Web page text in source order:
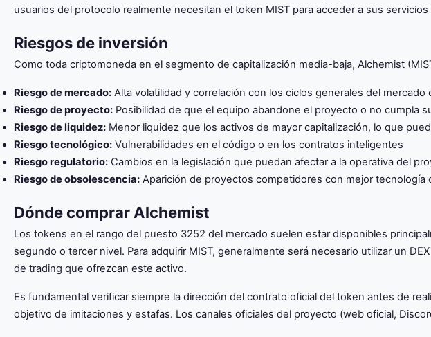
usuarios del protocolo realmente necesitan el token MIST para acceder a sus
Riesgos de inversión
Como toda criptomoneda en el segmento de capitalización media-baja, Alchemist
Riesgo de mercado: Alta volatilidad y correlación con los ciclos generales del mercado
Riesgo de proyecto: Posibilidad de que el equipo abandone el proyecto o no cumpla
Riesgo de liquidez: Menor liquidez que los activos de mayor capitalización, lo que
Riesgo tecnológico: Vulnerabilidades en el código o en los contratos inteligentes
Riesgo regulatorio: Cambios en la legislación que puedan afectar a la operativa del
Riesgo de obsolescencia: Aparición de proyectos competidores con mejor tecnología
Dónde comprar Alchemist
Los tokens en el rango del puesto 3252 del mercado suelen estar disponibles
segundo o tercer nivel. Para adquirir MIST, generalmente será necesario utilizar un
de trading que ofrezcan este activo.
Es fundamental verificar siempre la dirección del contrato oficial del token antes de
objetivo de imitaciones y estafas. Los canales oficiales del proyecto (web oficial,